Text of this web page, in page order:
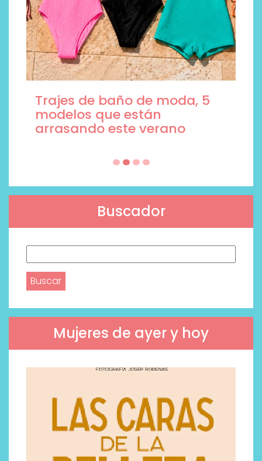
Trajes de baño de moda, 5
modelos que están
arrasando este verano
Buscador
Mujeres de ayer y hoy